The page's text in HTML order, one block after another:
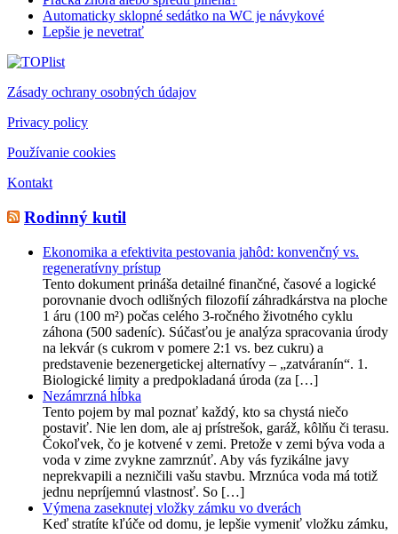
Automaticky sklopné sedátko na WC je návykové
Lepšie je nevetrať
Zásady ochrany osobných údajov
Privacy policy
Používanie cookies
Kontakt
Rodinný kutil
Ekonomika a efektivita pestovania jahôd: konvenčný vs.
regeneratívny prístup
Tento dokument prináša detailné finančné, časové a logické
porovnanie dvoch odlišných filozofií záhradkárstva na ploche
1 áru (100 m²) počas celého 3-ročného životného cyklu
záhona (500 sadeníc). Súčasťou je analýza spracovania úrody
na lekvár (s cukrom v pomere 2:1 vs. bez cukru) a
predstavenie bezenergetickej alternatívy – „zatváranín“. 1.
Biologické limity a predpokladaná úroda (za […]
Nezámrzná hĺbka
Tento pojem by mal poznať každý, kto sa chystá niečo
postaviť. Nie len dom, ale aj prístrešok, garáž, kôlňu či terasu.
Čokoľvek, čo je kotvené v zemi. Pretože v zemi býva voda a
voda v zime zvykne zamrznúť. Aby vás fyzikálne javy
neprekvapili a nezničili vašu stavbu. Mrznúca voda má totiž
jednu nepríjemnú vlastnosť. So […]
Výmena zaseknutej vložky zámku vo dverách
Keď stratíte kľúče od domu, je lepšie vymeniť vložku zámku,